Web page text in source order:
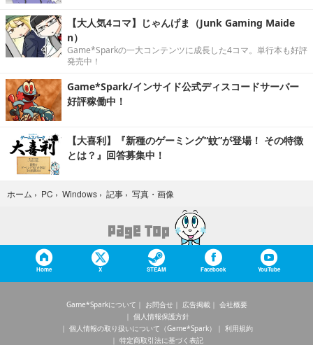
【大人気4コマ】じゃんげま（Junk Gaming Maide
n）
Game*Sparkの一大コンテンツに成長した4コマ。単行本も好評
発売中！
Game*Spark/インサイド公式ディスコードサーバー
好評稼働中！
【大喜利】『新種のゲーミング“蚊”が登場！ その特徴
とは？』回答募集中！
ホーム › PC › Windows › 記事 › 写真・画像
Home X STEAM Facebook YouTube
Game*Sparkについて お問合せ 広告掲載
会社概要
個人情報保護方針
個人情報の取り扱いについて（Game*Spark）
利用規約
特定商取引法に基づく表記